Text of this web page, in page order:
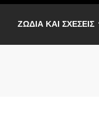
ΖΩΔΙΑ ΚΑΙ ΣΧΕΣΕΙΣ